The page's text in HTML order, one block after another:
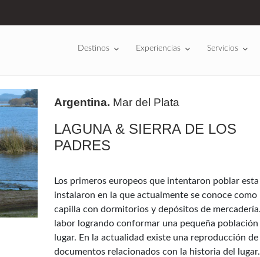
Destinos Experiencias Servicios
Argentina. Mar del Plata
LAGUNA & SIERRA DE LOS
PADRES
Los primeros europeos que intentaron poblar
instalaron en la que actualmente se conoce
capilla con dormitorios y depósitos de
labor logrando conformar una pequeña
lugar. En la actualidad existe una reproducción
documentos relacionados con la historia del